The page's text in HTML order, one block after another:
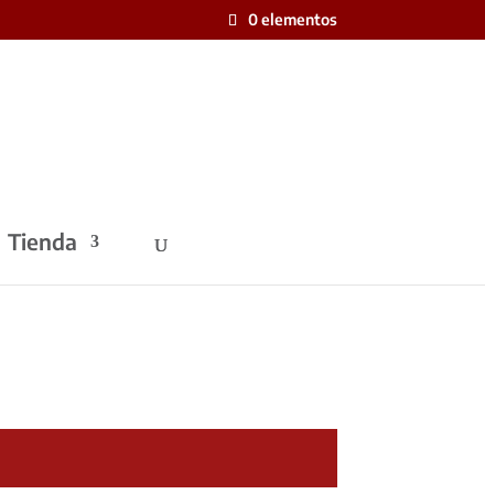
0 elementos
Tienda